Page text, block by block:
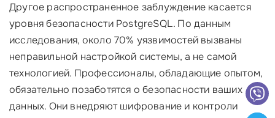
Другое распространенное заблуждение касается
уровня безопасности PostgreSQL. По данным
исследования, около 70% уязвимостей вызваны
неправильной настройкой системы, а не самой
технологией. Профессионалы, обладающие опытом,
обязательно позаботятся о безопасности ваших
данных. Они внедряют шифрование и контроли